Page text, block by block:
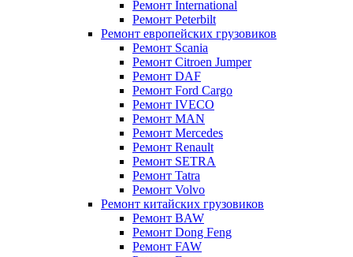
Ремонт International
Ремонт Peterbilt
Ремонт европейских грузовиков
Ремонт Scania
Ремонт Citroen Jumper
Ремонт DAF
Ремонт Ford Cargo
Ремонт IVECO
Ремонт MAN
Ремонт Mercedes
Ремонт Renault
Ремонт SETRA
Ремонт Tatra
Ремонт Volvo
Ремонт китайских грузовиков
Ремонт BAW
Ремонт Dong Feng
Ремонт FAW